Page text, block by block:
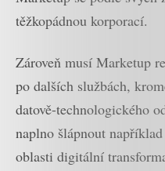
těžkopádnou korporací.
Zároveň musí Marketup
po dalších službách,
datově-technologického
naplno šlápnout
oblasti digitální